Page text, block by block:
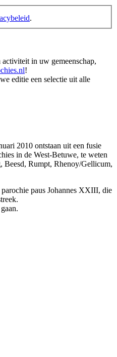
.
in uw gemeenschap,
!
editie een selectie uit alle
2010 ontstaan uit een fusie
in de West-Betuwe, te weten
Beesd, Rumpt, Rhenoy/Gellicum,
paus Johannes XXIII, die